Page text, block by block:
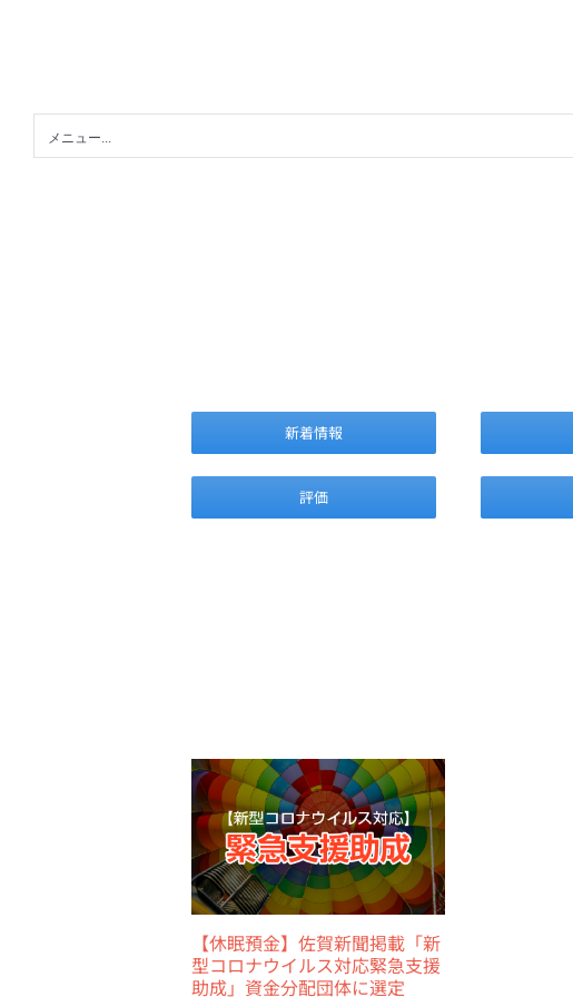
メニュー...
新着情報
評価
【休眠預金】佐賀新聞掲載「新
型コロナウイルス対応緊急支援
助成」資金分配団体に選定